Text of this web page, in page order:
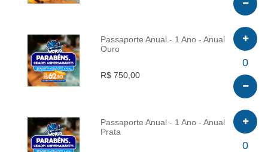
INFO
Passaporte Anual - 1 Ano - Anual
Ouro
R$ 750,00
0
INFO
Passaporte Anual - 1 Ano - Anual
Prata
0